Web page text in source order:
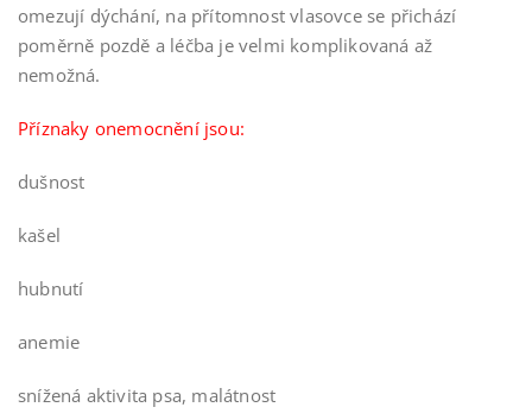
omezují dýchání, na přítomnost vlasovce se přichází
poměrně pozdě a léčba je velmi komplikovaná až
nemožná.
Příznaky onemocnění jsou:
dušnost
kašel
hubnutí
anemie
snížená aktivita psa, malátnost